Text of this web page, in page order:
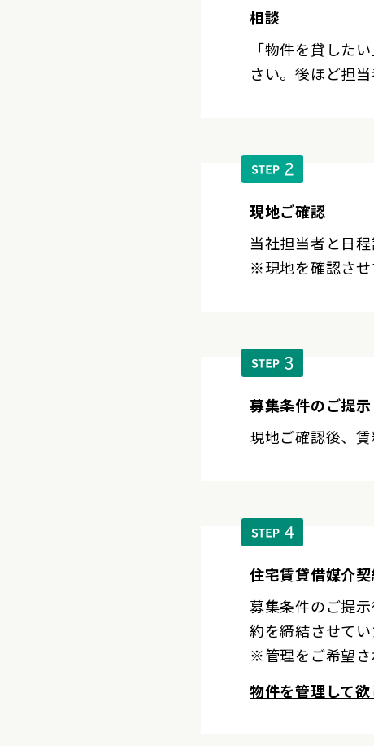
相談
「物件を貸した
さい。後ほど担
現地ご確認
当社担当者と日
※現地を確認させ
募集条件のご提示
現地ご確認後、
住宅賃貸借媒介
募集条件のご提
約を締結させてい
※管理をご希望さ
物件を管理して欲